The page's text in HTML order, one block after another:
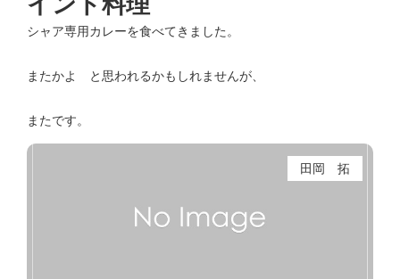
シャア専用カレーを食べてきました。
またかよ と思われるかもしれませんが、
またです。
田岡 拓